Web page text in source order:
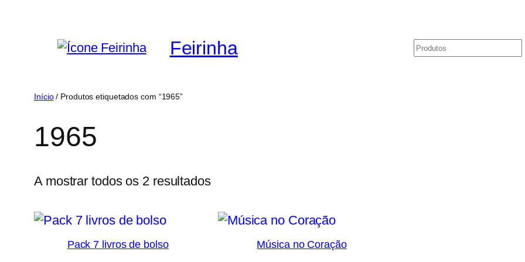
Feirinha Pesquisar
Início/ Produtos etiquetados com “1965”
1965
A mostrar todos os 2 resultadosOrdenado
mais
Pack 7 livros de bolso Música no Coração